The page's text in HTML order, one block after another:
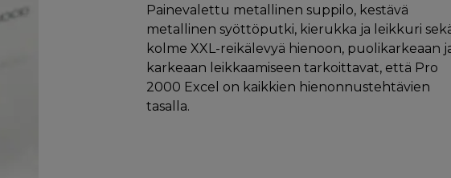
Painevalettu metallinen suppilo, kestävä
metallinen syöttöputki, kierukka ja leikkuri
kolme XXL-reikälevyä hienoon, puolikarkeaan
karkeaan leikkaamiseen tarkoittavat, että Pro
2000 Excel on kaikkien hienonnustehtävien
tasalla.